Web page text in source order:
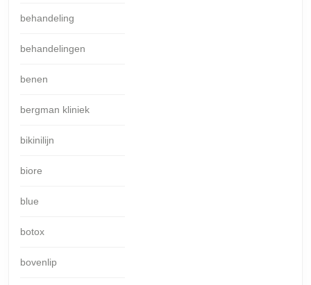
behandeling
behandelingen
benen
bergman kliniek
bikinilijn
biore
blue
botox
bovenlip